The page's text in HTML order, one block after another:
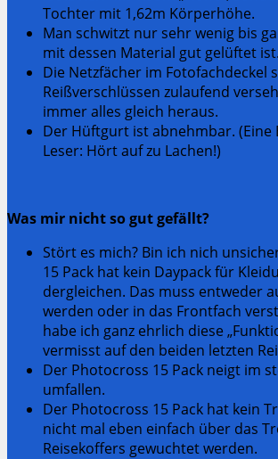
Tochter mit 1,62m Körperhöhe.
Man schwitzt nur sehr wenig bis
mit dessen Material gut gelüftet ist.
Die Netzfächer im Fotofachdeckel
Reißverschlüssen zulaufend
immer alles gleich heraus.
Der Hüftgurt ist abnehmbar.
Leser: Hört auf zu Lachen!)
Was mir nicht so gut gefällt?
Stört es mich? Bin ich nich
15 Pack hat kein Daypack für
dergleichen. Das muss entweder
werden oder in das Frontfach
habe ich ganz ehrlich diese
vermisst auf den beiden letzten
Der Photocross 15 Pack neigt im
umfallen.
Der Photocross 15 Pack hat kein
nicht mal eben einfach über das
Reisekoffers gewuchtet werden.